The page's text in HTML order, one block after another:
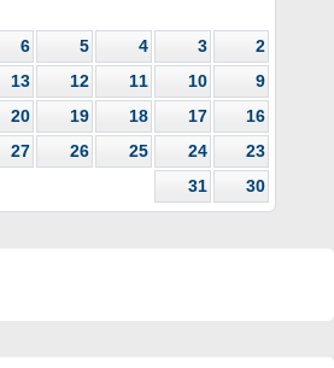
2
3
4
5
6
9
10
11
12
13
16
17
18
19
20
23
24
25
26
27
30
31